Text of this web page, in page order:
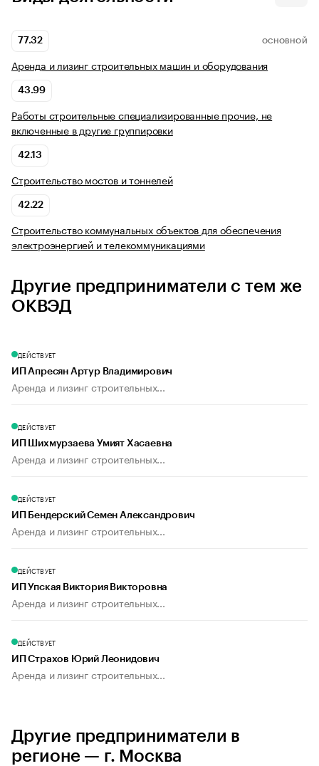
77.32 ОСНОВНОЙ
Аренда и лизинг строительных машин и оборудования
43.99
Работы строительные специализированные прочие, не
включенные в другие группировки
42.13
Строительство мостов и тоннелей
42.22
Строительство коммунальных объектов для обеспечения
электроэнергией и телекоммуникациями
Другие предприниматели с тем же
ОКВЭД
ДЕЙСТВУЕТ
ИП Апресян Артур Владимирович
Аренда и лизинг строительных...
ДЕЙСТВУЕТ
ИП Шихмурзаева Умият Хасаевна
Аренда и лизинг строительных...
ДЕЙСТВУЕТ
ИП Бендерский Семен Александрович
Аренда и лизинг строительных...
ДЕЙСТВУЕТ
ИП Упская Виктория Викторовна
Аренда и лизинг строительных...
ДЕЙСТВУЕТ
ИП Страхов Юрий Леонидович
Аренда и лизинг строительных...
Другие предприниматели в
регионе — г. Москва